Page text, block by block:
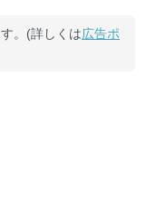
。(詳しくは広告ポ